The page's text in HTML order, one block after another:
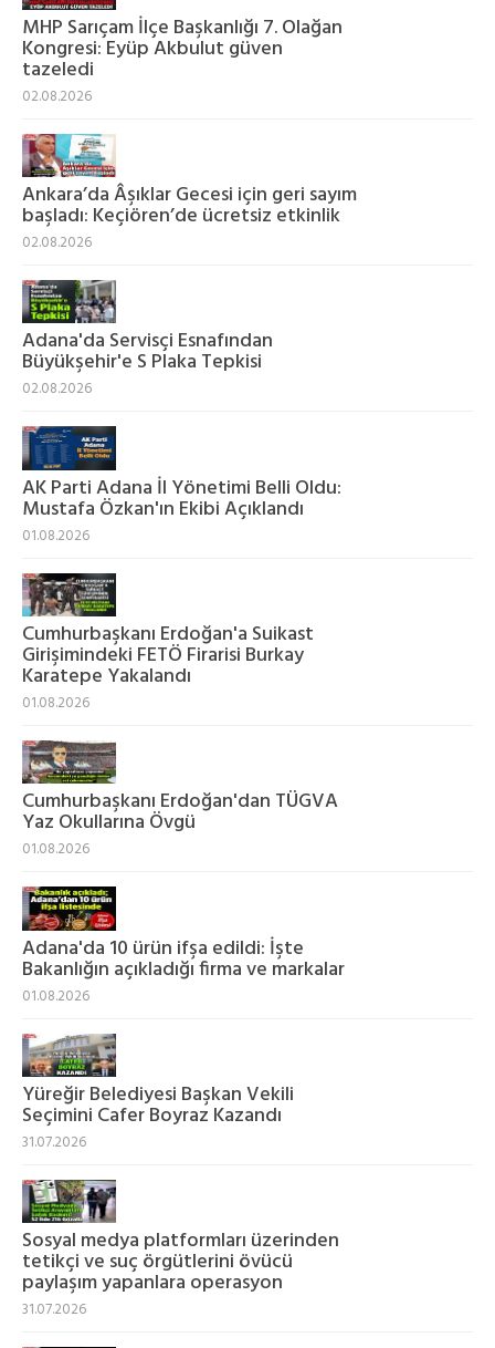
MHP Sarıçam İlçe Başkanlığı 7. Olağan
Kongresi: Eyüp Akbulut güven
tazeledi
02.08.2026
Ankara’da Âşıklar Gecesi için geri sayım
başladı: Keçiören’de ücretsiz etkinlik
02.08.2026
Adana'da Servisçi Esnafından
Büyükşehir'e S Plaka Tepkisi
02.08.2026
AK Parti Adana İl Yönetimi Belli Oldu:
Mustafa Özkan'ın Ekibi Açıklandı
01.08.2026
Cumhurbaşkanı Erdoğan'a Suikast
Girişimindeki FETÖ Firarisi Burkay
Karatepe Yakalandı
01.08.2026
Cumhurbaşkanı Erdoğan'dan TÜGVA
Yaz Okullarına Övgü
01.08.2026
Adana'da 10 ürün ifşa edildi: İşte
Bakanlığın açıkladığı firma ve markalar
01.08.2026
Yüreğir Belediyesi Başkan Vekili
Seçimini Cafer Boyraz Kazandı
31.07.2026
Sosyal medya platformları üzerinden
tetikçi ve suç örgütlerini övücü
paylaşım yapanlara operasyon
31.07.2026